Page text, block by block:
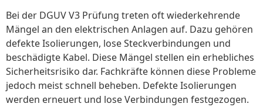
Bei der DGUV V3 Prüfung treten oft wiederkehrende
Mängel an den elektrischen Anlagen auf. Dazu gehören
defekte Isolierungen, lose Steckverbindungen und
beschädigte Kabel. Diese Mängel stellen ein erhebliches
Sicherheitsrisiko dar. Fachkräfte können diese Probleme
jedoch meist schnell beheben. Defekte Isolierungen
werden erneuert und lose Verbindungen festgezogen.